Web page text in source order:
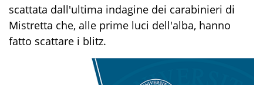
scattata dall'ultima indagine dei carabinieri di
Mistretta che, alle prime luci dell'alba, hanno
fatto scattare i blitz.